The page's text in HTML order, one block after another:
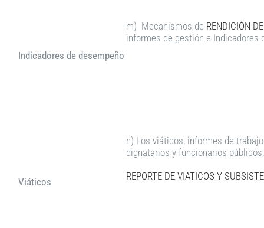
Indicadores de desempeño
m) Mecanismos de RENDICIÓN
informes de gestión e Indicadores
Viáticos
n) Los viáticos, informes de
dignatarios y funcionarios públicos;
REPORTE DE VIATICOS Y